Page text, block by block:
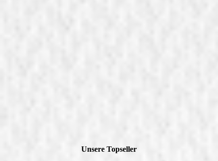
Unsere Topseller